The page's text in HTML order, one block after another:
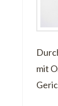
mit